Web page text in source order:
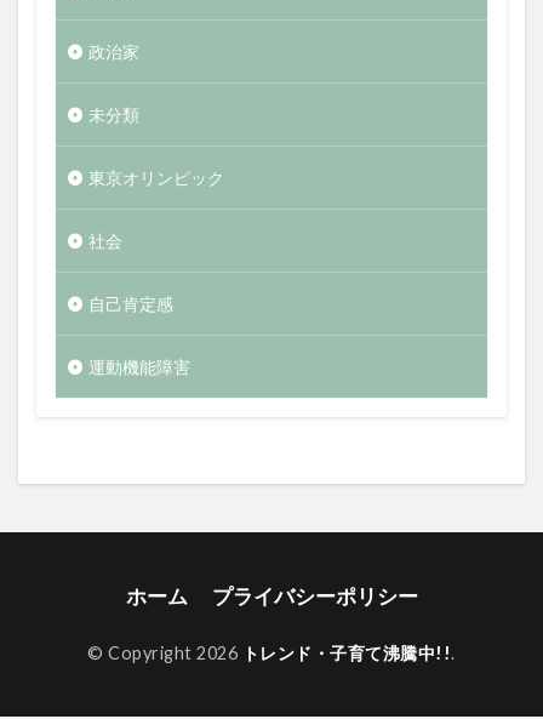
政治家
未分類
東京オリンピック
社会
自己肯定感
運動機能障害
ホーム プライバシーポリシー
© Copyright 2026 トレンド・子育て沸騰中!!.